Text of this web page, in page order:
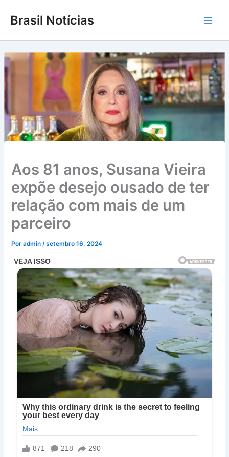
para
conteúdo
Brasil Notícias
Aos 81 anos, Susana Vieira
expõe desejo ousado de ter
relação com mais de um
parceiro
Poradmin/setembro 16, 2024